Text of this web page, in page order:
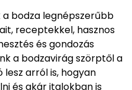
bodza legnépszerűbb
receptekkel, hasznos
és gondozás
a bodzavirág szörptől a
lesz arról is, hogyan
és akár italokban is